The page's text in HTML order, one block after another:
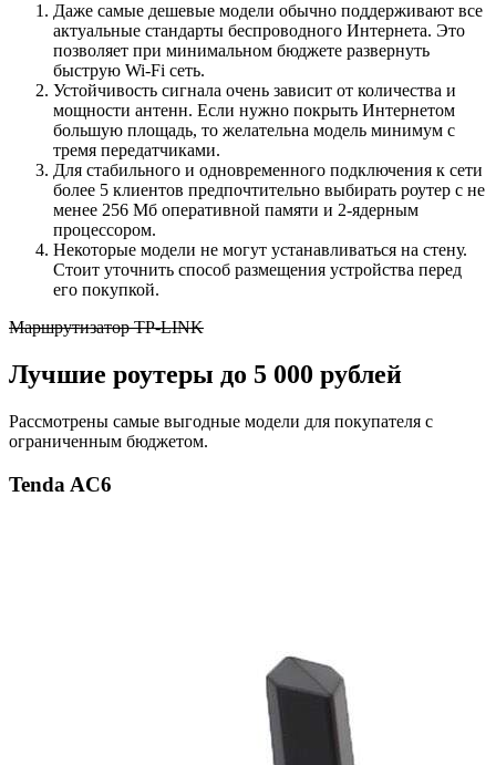
Даже самые дешевые модели обычно поддерживают все
актуальные стандарты беспроводного Интернета. Это
позволяет при минимальном бюджете развернуть
быструю Wi-Fi сеть.
Устойчивость сигнала очень зависит от количества и
мощности антенн. Если нужно покрыть Интернетом
большую площадь, то желательна модель минимум с
тремя передатчиками.
Для стабильного и одновременного подключения к сети
более 5 клиентов предпочтительно выбирать роутер с не
менее 256 Мб оперативной памяти и 2-ядерным
процессором.
Некоторые модели не могут устанавливаться на стену.
Стоит уточнить способ размещения устройства перед
его покупкой.
Маршрутизатор TP-LINK
Лучшие роутеры до 5 000 рублей
Рассмотрены самые выгодные модели для покупателя с
ограниченным бюджетом.
Tenda AC6